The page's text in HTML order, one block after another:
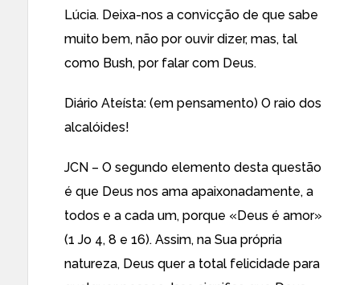
Lúcia. Deixa-nos a convicção de que sabe
muito bem, não por ouvir dizer, mas, tal
como Bush, por falar com Deus.
Diário Ateísta: (em pensamento) O raio dos
alcalóides!
JCN – O segundo elemento desta questão
é que Deus nos ama apaixonadamente, a
todos e a cada um, porque «Deus é amor»
(1 Jo 4, 8 e 16). Assim, na Sua própria
natureza, Deus quer a total felicidade para